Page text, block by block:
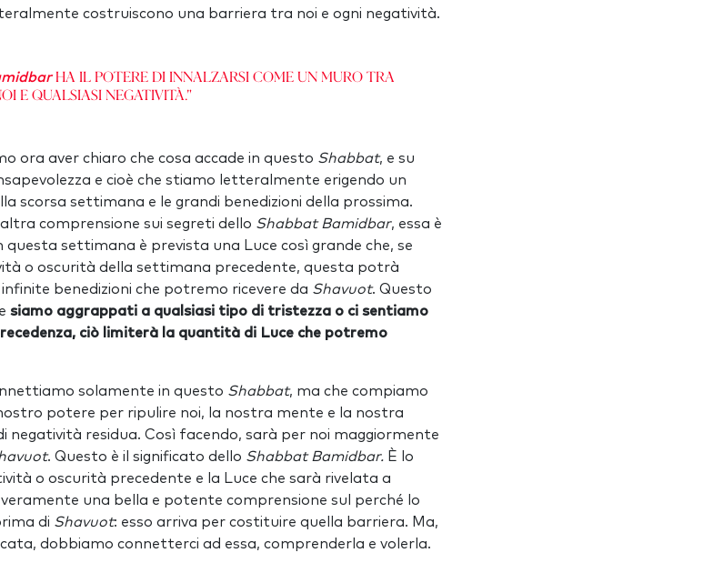
costruiscono una barriera tra noi e ogni negatività.
ha il potere di innalzarsi come un muro tra
e qualsiasi negatività."
ora aver chiaro che cosa accade in questo Shabbat, e su
e cioè che stiamo letteralmente erigendo un
scorsa settimana e le grandi benedizioni della prossima.
comprensione sui segreti dello Shabbat Bamidbar, essa è
settimana è prevista una Luce così grande che, se
o oscurità della settimana precedente, questa potrà
benedizioni che potremo ricevere da Shavuot. Questo
siamo aggrappati a qualsiasi tipo di tristezza o ci sentiamo
ciò limiterà la quantità di Luce che potremo
solamente in questo Shabbat, ma che compiamo
potere per ripulire noi, la nostra mente e la nostra
negatività residua. Così facendo, sarà per noi maggiormente
. Questo è il significato dello Shabbat Bamidbar. È lo
o oscurità precedente e la Luce che sarà rivelata a
una bella e potente comprensione sul perché lo
di Shavuot: esso arriva per costituire quella barriera. Ma,
dobbiamo connetterci ad essa, comprenderla e volerla.